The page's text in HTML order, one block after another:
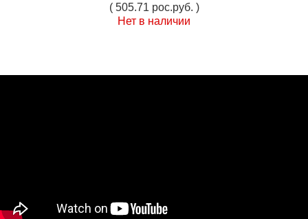
( 505.71 рос.руб. )
Нет в наличии